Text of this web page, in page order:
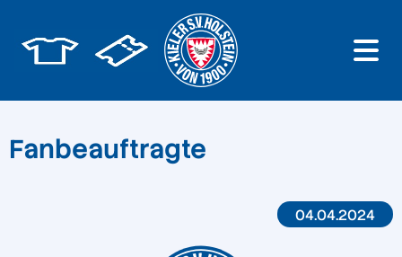
Fanbeauftragte
04.04.2024